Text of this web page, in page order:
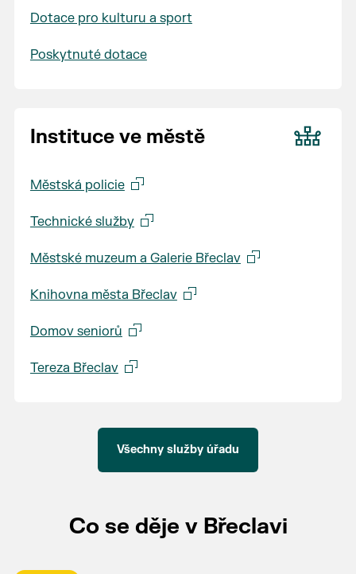
Dotace pro kulturu a sport
Poskytnuté dotace
Instituce ve městě
Městská policie
Technické služby
Městské muzeum a Galerie Břeclav
Knihovna města Břeclav
Domov seniorů
Tereza Břeclav
Všechny služby úřadu
Co se děje v Břeclavi